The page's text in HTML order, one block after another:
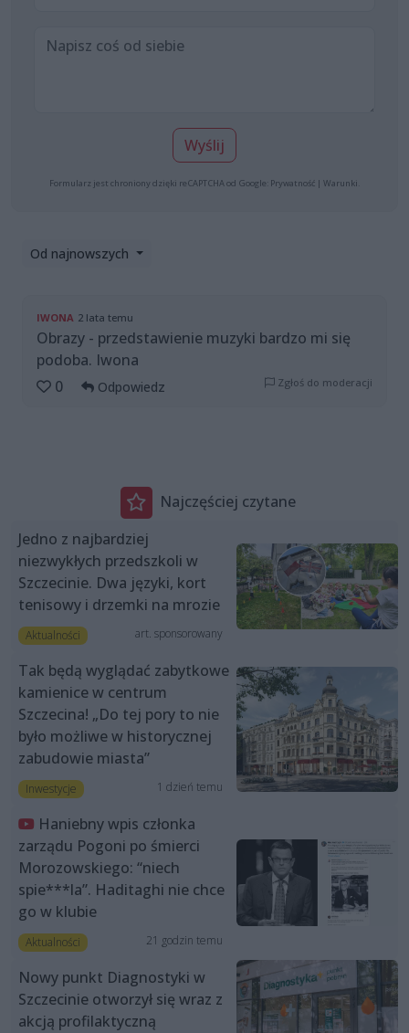
Wyślij
Formularz jest chroniony dzięki reCAPTCHA od Google: Prywatność | Warunki
Od najnowszych
IWONA 2 lata temu
Obrazy - przedstawienie muzyki bardzo mi się
podoba. Iwona
0
Odpowiedz Zgłoś do moderacji
Najczęściej czytane
Jedno z najbardziej
niezwykłych przedszkoli w
Szczecinie. Dwa języki, kort
tenisowy i drzemki na mrozie
Aktualności art. sponsorowany
Tak będą wyglądać zabytkowe
kamienice w centrum
Szczecina! „Do tej pory to nie
było możliwe w historycznej
zabudowie miasta”
Inwestycje 1 dzień temu
Haniebny wpis członka
zarządu Pogoni po śmierci
Morozowskiego: “niech
spie***la”. Haditaghi nie chce
go w klubie
Aktualności 21 godzin temu
Nowy punkt Diagnostyki w
Szczecinie otworzył się wraz z
akcją profilaktyczną